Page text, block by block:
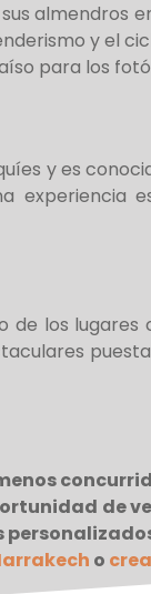
y el
para los
y es
los
de
o